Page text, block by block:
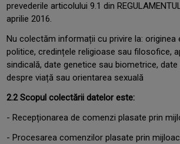
prevederile articolului 9.1 din
aprilie 2016.
Nu colectăm informații cu privire la: originea
politice, credințele religioase sau filosofice,
sindicală, date genetice sau biometrice, date
despre viață sau orientarea sexuală
2.2 Scopul colectării datelor este:
- Recepționarea de comenzi plasate prin
- Procesarea comenzilor plasate prin